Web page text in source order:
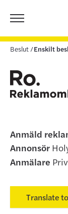
Beslut Enskilt
Anmäld
Annonsör
Anmälare
Translate